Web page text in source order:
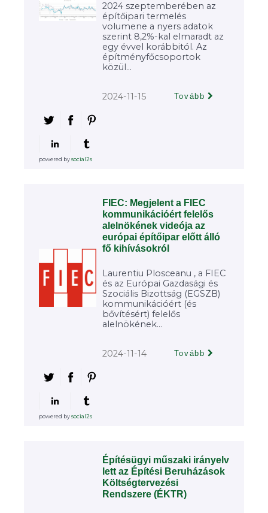
2024 szeptemberében az
építőipari termelés
volumene a nyers adatok
szerint 8,2%-kal elmaradt az
egy évvel korábbitól. Az
építményfőcsoportok
közül...
2024-11-15 Tovább
powered bysocial2s
FIEC: Megjelent a FIEC
kommunikációért felelős
alelnökének videója az
európai építőipar előtt álló
fő kihívásokról
Laurentiu Plosceanu , a FIEC
és az Európai Gazdasági és
Szociális Bizottság (EGSZB)
kommunikációért (és
bővítésért) felelős
alelnökének...
2024-11-14 Tovább
powered bysocial2s
Építésügyi műszaki irányelv
lett az Építési Beruházások
Költségtervezési
Rendszere (ÉKTR)